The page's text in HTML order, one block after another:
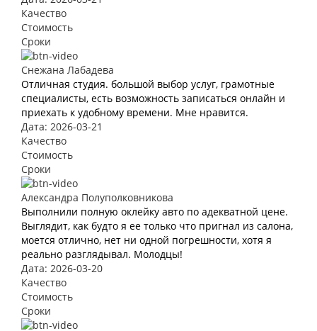
Качество
Стоимость
Сроки
Снежана Лабадева
Отличная студия. большой выбор услуг, грамотные
специалисты, есть возможность записаться онлайн и
приехать к удобному времени. Мне нравится.
Дата: 2026-03-21
Качество
Стоимость
Сроки
Александра Полуполковникова
Выполнили полную оклейку авто по адекватной цене.
Выглядит, как будто я ее только что пригнал из салона,
моется отлично, нет ни одной погрешности, хотя я
реально разглядывал. Молодцы!
Дата: 2026-03-20
Качество
Стоимость
Сроки